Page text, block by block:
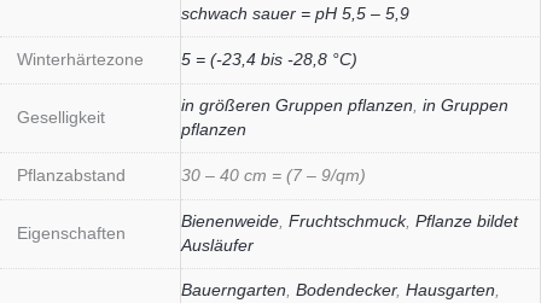
schwach sauer = pH 5,5 – 5,9
Winterhärtezone 5 = (-23,4 bis -28,8 °C)
Geselligkeit
in größeren Gruppen pflanzen in Gruppen
pflanzen
Pflanzabstand 30 – 40 cm = (7 – 9/qm)
Eigenschaften
Bienenweide Fruchtschmuck, Pflanze bildet
Ausläufer
Bauerngarten Bodendecker, Hausgarten